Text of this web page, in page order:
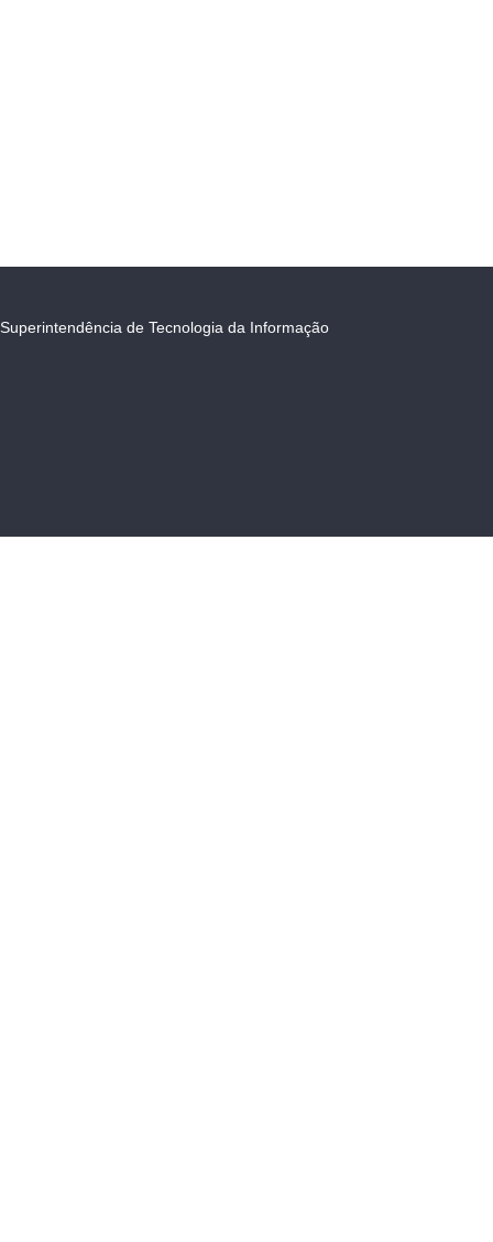
Superintendência de Tecnologia da Informação